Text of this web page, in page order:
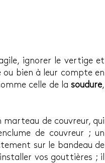
ignorer le vertige et
bien à leur compte en
celle de la soudure,
marteau de couvreur, qui
de couvreur ; un
sur le bandeau de
vos gouttières ; il